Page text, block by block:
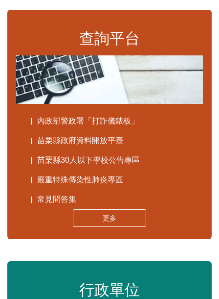
查詢平台
內政部警政署「打詐儀錶板」
苗栗縣政府資料開放平臺
苗栗縣30人以下學校公告專區
嚴重特殊傳染性肺炎專區
常見問答集
更多
行政單位